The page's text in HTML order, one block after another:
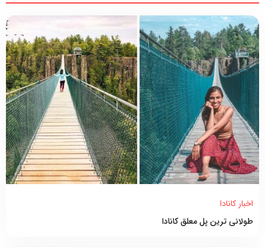
اخبار کانادا
طولانی ترین پل معلق کانادا